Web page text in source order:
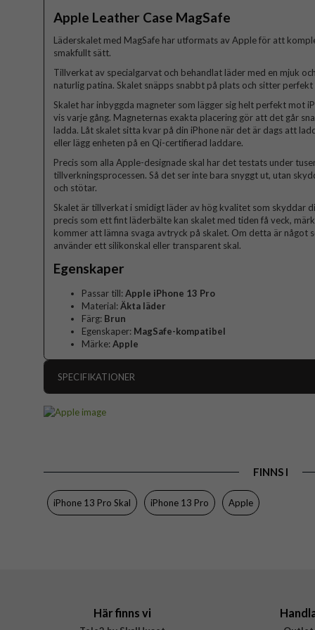
Apple Leather Case MagSafe
Läderskalet med MagSafe har utformats av Apple för att
smakfullt sätt.
Tillverkat av specialgarvat och behandlat läder med en mjuk
naturlig patina. Skalet snäpps snabbt på plats och sitter
Skalet har inbyggda magneter som lägger sig helt perfekt mot
vis varje gång. Magneternas exakta placering gör att det går
ladda. Låt skalet sitta kvar på din iPhone när det är dags att
eller lägg enheten på en Qi-certifierad laddare.
Precis som alla Apple-designade skal har det testats under
tillverkningsprocessen. Så det ser inte bara snyggt ut, utan
och stötar.
Skalet är tillverkat i smidigt läder av hög kvalitet som skyddar
precis som ett fint läderbälte kan skalet med tiden få veck,
kommer att lämna svaga avtryck på skalet. Om detta är något
använder ett silikonskal eller transparent skal.
Egenskaper
Passar till:Apple iPhone 13 Pro
Material:Äkta läder
Färg: Brun
Egenskaper: MagSafe-kompatibel
Märke:Apple
SPECIFIKATIONER
Egenskaper
Färg
Material
FINNS I
iPhone 13 Pro Skal iPhone 13 Pro Apple
Här finns vi